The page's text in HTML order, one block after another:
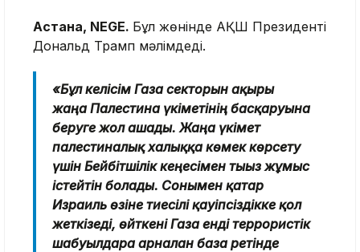
Астана, NEGE. Бұл жөнінде АҚШ Президенті
Дональд Трамп мәлімдеді.
«Бұл келісім Газа секторын ақыры
жаңа Палестина үкіметінің басқаруына
беруге жол ашады. Жаңа үкімет
палестиналық халыққа көмек көрсету
үшін Бейбітшілік кеңесімен тығыз жұмыс
істейтін болады. Сонымен қатар
Израиль өзіне тиесілі қауіпсіздікке қол
жеткізеді, өйткені Газа енді террористік
шабуылдарға арналған база ретінде